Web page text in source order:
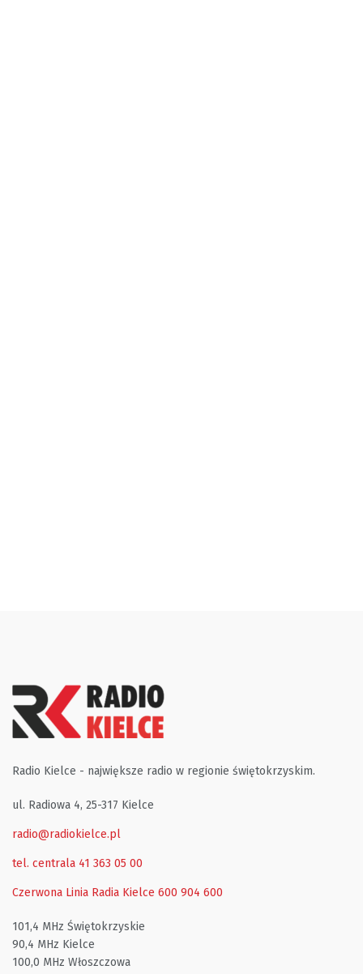
Radio Kielce - największe radio w regionie świętokrzyskim.
ul. Radiowa 4, 25-317 Kielce
radio@radiokielce.pl
tel. centrala 41 363 05 00
Czerwona Linia Radia Kielce 600 904 600
101,4 MHz Świętokrzyskie
90,4 MHz Kielce
100,0 MHz Włoszczowa